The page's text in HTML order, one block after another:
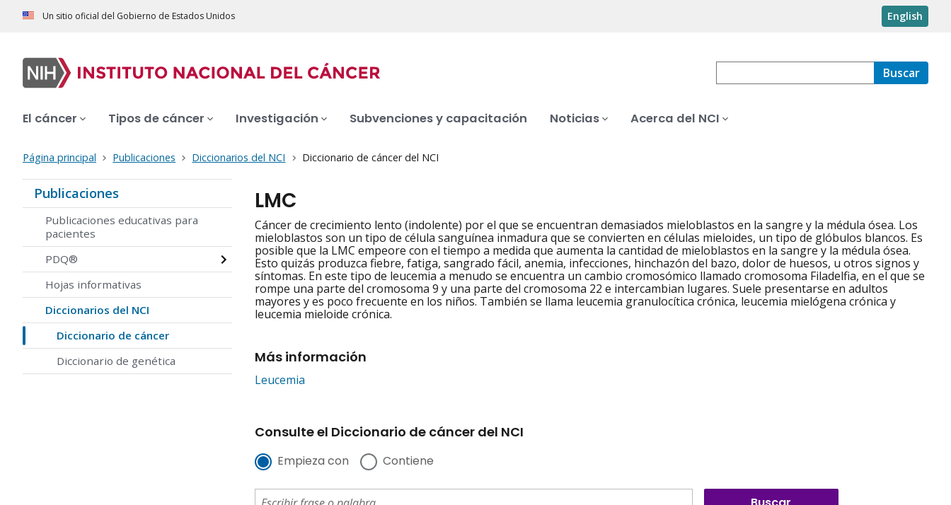
Un sitio oficial del Gobierno de Estados Unidos English
Buscar
El cáncer Tipos de cáncer Investigación Subvenciones y capacitación Noticias Acerca del NCI
Página principal Publicaciones Diccionarios del NCI Diccionario de cáncer del NCI
Publicaciones
Publicaciones educativas para
pacientes
PDQ®
Hojas informativas
Diccionarios del NCI
Diccionario de cáncer
Diccionario de genética
LMC
Cáncer de crecimiento lento (indolente) por el que se encuentran demasiados mieloblastos en la sangre y la médula ósea. Los
mieloblastos son un tipo de célula sanguínea inmadura que se convierten en células mieloides, un tipo de glóbulos blancos. Es
posible que la LMC empeore con el tiempo a medida que aumenta la cantidad de mieloblastos en la sangre y la médula ósea.
Esto quizás produzca fiebre, fatiga, sangrado fácil, anemia, infecciones, hinchazón del bazo, dolor de huesos, u otros signos y
síntomas. En este tipo de leucemia a menudo se encuentra un cambio cromosómico llamado cromosoma Filadelfia, en el que se
rompe una parte del cromosoma 9 y una parte del cromosoma 22 e intercambian lugares. Suele presentarse en adultos
mayores y es poco frecuente en los niños. También se llama leucemia granulocítica crónica, leucemia mielógena crónica y
leucemia mieloide crónica.
Más información
Leucemia
Consulte el Diccionario de cáncer del NCI
Empieza con Contiene